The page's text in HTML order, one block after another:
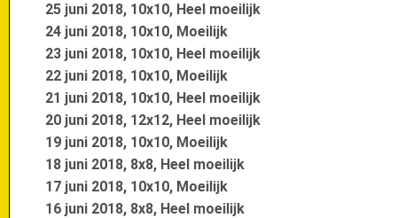
25 juni 2018, 10x10, Heel moeilijk
24 juni 2018, 10x10, Moeilijk
23 juni 2018, 10x10, Heel moeilijk
22 juni 2018, 10x10, Moeilijk
21 juni 2018, 10x10, Heel moeilijk
20 juni 2018, 12x12, Heel moeilijk
19 juni 2018, 10x10, Moeilijk
18 juni 2018, 8x8, Heel moeilijk
17 juni 2018, 10x10, Moeilijk
16 juni 2018, 8x8, Heel moeilijk